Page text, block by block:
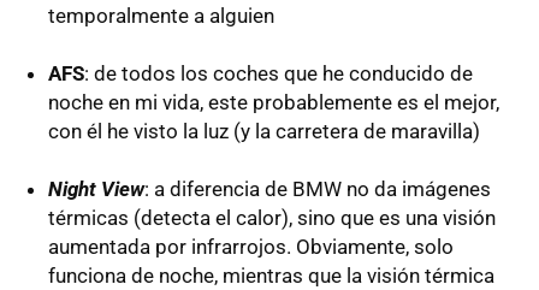
temporalmente a alguien
AFS: de todos los coches que he conducido de
noche en mi vida, este probablemente es el mejor,
con él he visto la luz (y la carretera de maravilla)
Night View: a diferencia de BMW no da imágenes
térmicas (detecta el calor), sino que es una visión
aumentada por infrarrojos. Obviamente, solo
funciona de noche, mientras que la visión térmica